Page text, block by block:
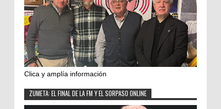
Clica y amplía información
ZUMETA: EL FINAL DE LA FM Y EL SORPASO ONLINE